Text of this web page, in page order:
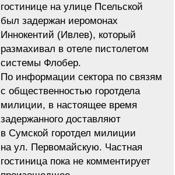
гостинице на улице Псельской
был задержан иеромонах
Иннокентий (Ивлев), который
размахивал в отеле пистолетом
системы Флобер.
По информации сектора по связям
с общественностью горотдела
милиции, в настоящее время
задержанного доставляют
в Сумской горотдел милиции
на ул. Первомайскую. Частная
гостиница пока не комментирует